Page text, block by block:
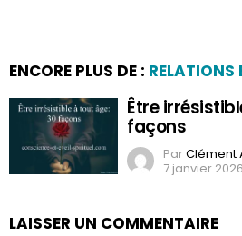
ENCORE PLUS DE : RELATIONS
Être
façons
ParClément
7 janvier
LAISSER UN COMMENTAIRE